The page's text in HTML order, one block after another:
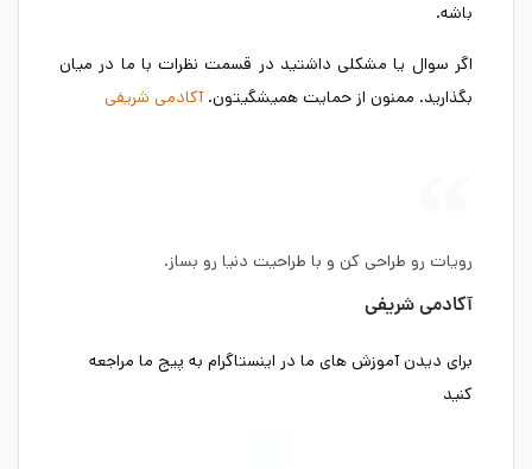
باشه.
اگر سوال یا مشکلی داشتید در قسمت نظرات با ما در میان
بگذارید. ممنون از حمایت همیشگیتون.آکادمی شریفی
رویات رو طراحی کن و با طراحیت دنیا رو بساز.
آکادمی شریفی
برای دیدن آموزش های ما در اینستاگرام به پیج ما مراجعه
کنید